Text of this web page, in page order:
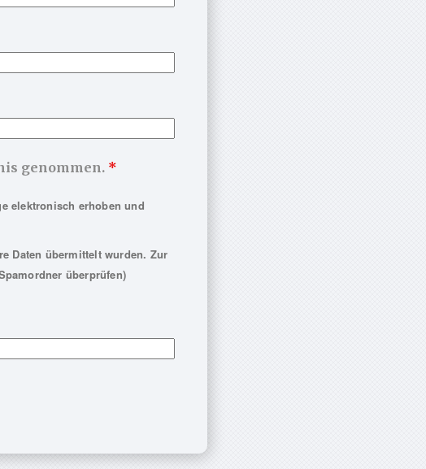
genommen. *
elektronisch erhoben und
Daten übermittelt wurden. Zur
überprüfen)